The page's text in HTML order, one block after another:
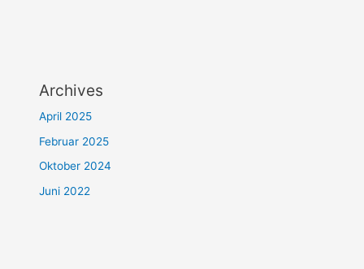
Archives
April 2025
Februar 2025
Oktober 2024
Juni 2022